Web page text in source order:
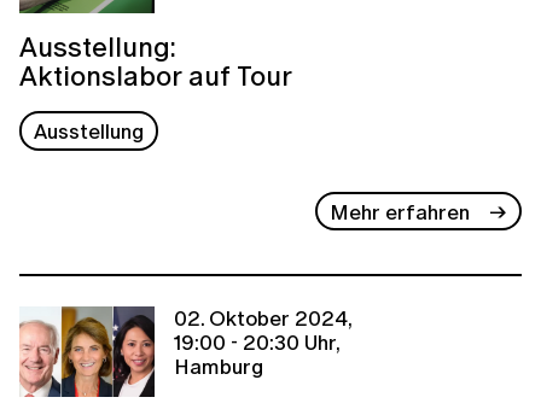
Ausstellung:
Aktionslabor auf Tour
Ausstellung
Mehr erfahren
02. Oktober 2024,
19:00 - 20:30 Uhr,
Hamburg